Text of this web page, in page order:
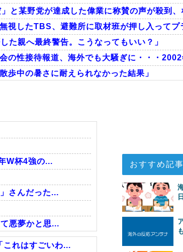
と某野党が達成した偉業に称賛の声が殺到
視したTBS、避難所に取材班が押し入ってプ
た親へ最終警告。こうなってもいい？」
の性接待報道、海外でも大騒ぎに・・・
歩中の暑さに耐えられなかった結果」
ト戦で行った審判買収が本当に深刻である
RSS
W杯4強の...
さんだった...
悪夢かと思...
れはすごいわ...
おすすめ記事